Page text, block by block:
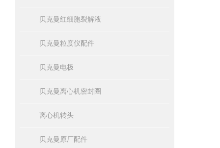
贝克曼红细胞裂解液
贝克曼粒度仪配件
贝克曼电极
贝克曼离心机密封圈
离心机转头
贝克曼原厂配件